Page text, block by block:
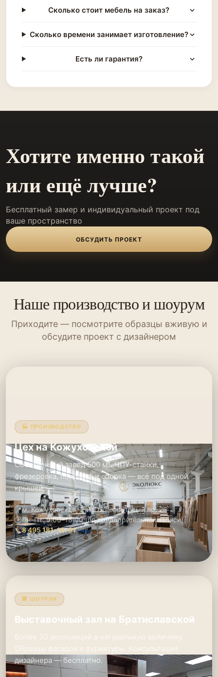
Сколько стоит мебель на заказ?
Сколько времени занимает изготовление?
Есть ли гарантия?
Хотите именно такой
или ещё лучше?
Бесплатный замер и индивидуальный проект под
ваше пространство
ОБСУДИТЬ ПРОЕКТ
Наше производство и шоурум
Приходите — посмотрите образцы вживую и
обсудите проект с дизайнером
🏭 ПРОИЗВОДСТВО
Цех на Кожуховской
Собственный завод 500 м². ЧПУ-станки,
фрезеровка, покраска и сборка — всё под одной
крышей.
📍м. Кожуховская, 2-й Южнопортовый пр. 26
🕑Пн–Пт: 9:00–18:00 (по предварительной записи)
📞8 495 181-19-91
🏢 ШОУРУМ
Выставочный зал на Братиславской
Более 30 экспозиций в натуральную величину.
Образцы фасадов и фурнитуры. Консультация
дизайнера — бесплатно.